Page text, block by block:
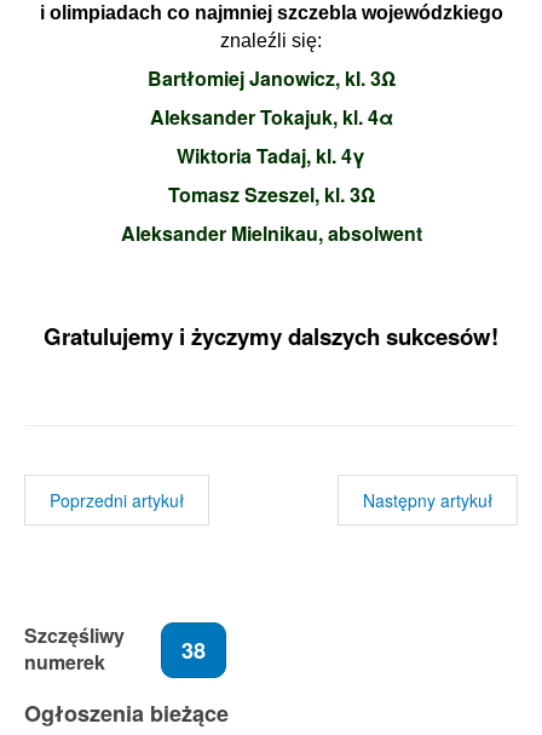
i olimpiadach co najmniej szczebla wojewódzkiego
znaleźli się:
Bartłomiej Janowicz, kl. 3Ω
Aleksander Tokajuk, kl. 4α
Wiktoria Tadaj, kl. 4γ
Tomasz Szeszel, kl. 3Ω
Aleksander Mielnikau, absolwent
Gratulujemy i życzymy dalszych sukcesów!
Poprzedni artykuł Następny artykuł
Szczęśliwy
numerek
38
Ogłoszenia bieżące